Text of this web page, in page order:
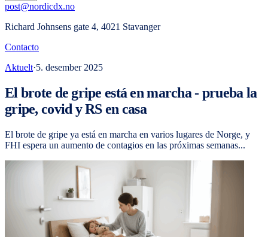
post@nordicdx.no
Richard Johnsens gate 4, 4021 Stavanger
Contacto
Aktuelt·5. desember 2025
El brote de gripe está en marcha - prueba la
gripe, covid y RS en casa
El brote de gripe ya está en marcha en varios lugares de Norge, y
FHI espera un aumento de contagios en las próximas semanas...